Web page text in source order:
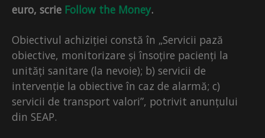
euro, scrie Follow the Money.
Obiectivul achiziției constă în „Servicii pază
obiective, monitorizare și însoțire pacienți la
unități sanitare (la nevoie); b) servicii de
intervenție la obiective în caz de alarmă; c)
servicii de transport valori”, potrivit anunțului
din SEAP.